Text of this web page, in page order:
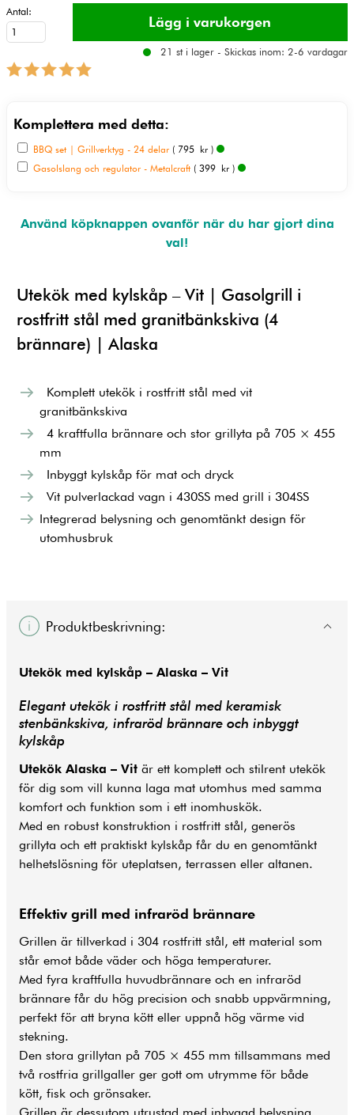
Antal:
21 st i lager - Skickas inom: 2-6 vardagar
Komplettera med detta:
BBQ set | Grillverktyg - 24 delar ( 795 kr )
Gasolslang och regulator - Metalcraft ( 399 kr )
Använd köpknappen ovanför när du har gjort dina
val!
Utekök med kylskåp – Vit | Gasolgrill i
rostfritt stål med granitbänkskiva (4
brännare) | Alaska
Komplett utekök i rostfritt stål med vit
granitbänkskiva
4 kraftfulla brännare och stor grillyta på 705 × 455
mm
Inbyggt kylskåp för mat och dryck
Vit pulverlackad vagn i 430SS med grill i 304SS
Integrerad belysning och genomtänkt design för
utomhusbruk
Produktbeskrivning:
Utekök med kylskåp – Alaska – Vit
Elegant utekök i rostfritt stål med keramisk
stenbänkskiva, infraröd brännare och inbyggt
kylskåp
Utekök Alaska – Vit är ett komplett och stilrent utekök
för dig som vill kunna laga mat utomhus med samma
komfort och funktion som i ett inomhuskök.
Med en robust konstruktion i rostfritt stål, generös
grillyta och ett praktiskt kylskåp får du en genomtänkt
helhetslösning för uteplatsen, terrassen eller altanen.
Effektiv grill med infraröd brännare
Grillen är tillverkad i 304 rostfritt stål, ett material som
står emot både väder och höga temperaturer.
Med fyra kraftfulla huvudbrännare och en infraröd
brännare får du hög precision och snabb uppvärmning,
perfekt för att bryna kött eller uppnå hög värme vid
stekning.
Den stora grillytan på 705 × 455 mm tillsammans med
två rostfria grillgaller ger gott om utrymme för både
kött, fisk och grönsaker.